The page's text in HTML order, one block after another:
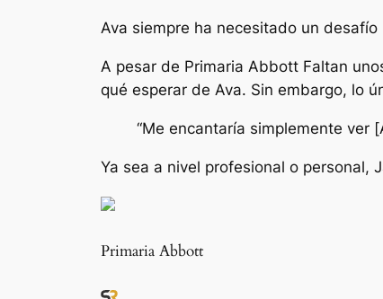
Ava siempre ha necesitado un
A pesar de Primaria Abbott Faltan
qué esperar de Ava. Sin embargo, lo
“Me encantaría simplemente ver
Ya sea a nivel profesional o personal,
Primaria Abbott